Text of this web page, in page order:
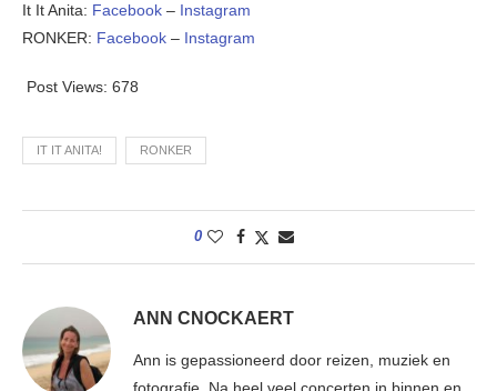
It It Anita: Facebook – Instagram
RONKER: Facebook – Instagram
Post Views: 678
IT IT ANITA! RONKER
0
ANN CNOCKAERT
Ann is gepassioneerd door reizen, muziek en